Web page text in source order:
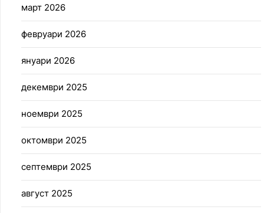
март 2026
февруари 2026
януари 2026
декември 2025
ноември 2025
октомври 2025
септември 2025
август 2025